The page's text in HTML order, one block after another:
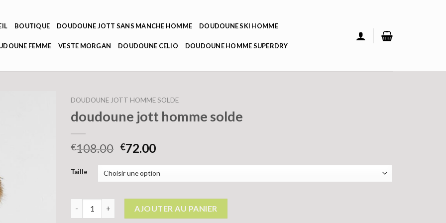
BOUTIQUE DOUDOUNE JOTT SANS MANCHE HOMME DOUDOUNE SKI HOMME
FEMME VESTE MORGAN DOUDOUNE CELIO DOUDOUNE HOMME SUPERDRY
DOUDOUNE JOTT HOMME SOLDE
doudoune jott homme solde
€108.00 €72.00
Taille
AJOUTER AU PANIER